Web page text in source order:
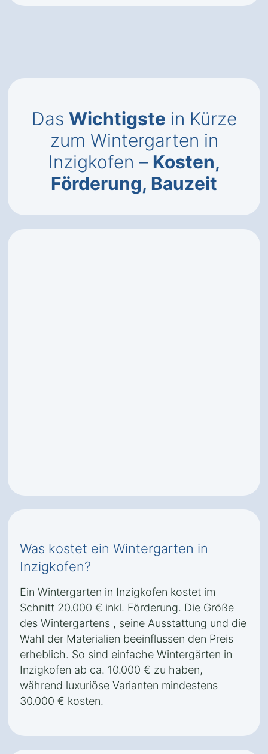
Das Wichtigste in Kürze
zum Wintergarten in
Inzigkofen – Kosten,
Förderung, Bauzeit
Was kostet ein Wintergarten in
Inzigkofen?
Ein Wintergarten in Inzigkofen kostet im
Schnitt 20.000 € inkl. Förderung. Die Größe
des Wintergartens , seine Ausstattung und die
Wahl der Materialien beeinflussen den Preis
erheblich. So sind einfache Wintergärten in
Inzigkofen ab ca. 10.000 € zu haben,
während luxuriöse Varianten mindestens
30.000 € kosten.